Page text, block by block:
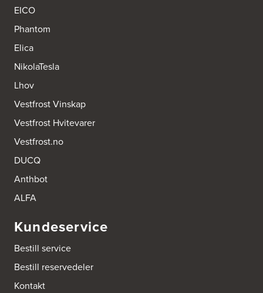
EICO
Phantom
Elica
NikolaTesla
Lhov
Vestfrost Vinskap
Vestfrost Hvitevarer
Vestfrost.no
DUCQ
Anthbot
ALFA
Kundeservice
Bestill service
Bestill reservedeler
Kontakt